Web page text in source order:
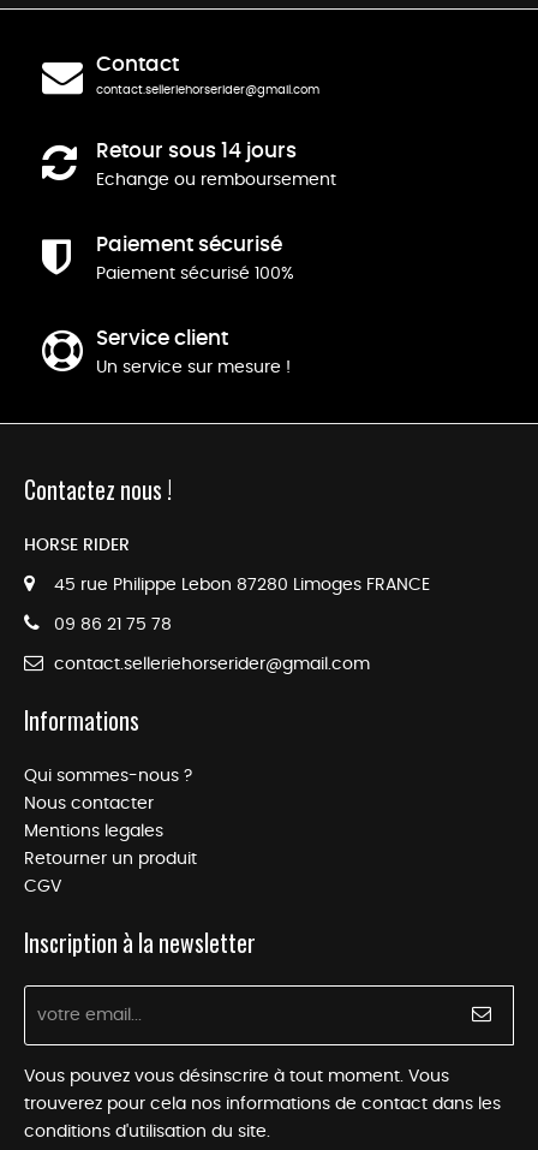
Contact
contact.selleriehorserider@gmail.com
Retour sous 14 jours
Echange ou remboursement
Paiement sécurisé
Paiement sécurisé 100%
Service client
Un service sur mesure !
Contactez nous !
HORSE RIDER
45 rue Philippe Lebon 87280 Limoges FRANCE
09 86 21 75 78
contact.selleriehorserider@gmail.com
Informations
Qui sommes-nous ?
Nous contacter
Mentions legales
Retourner un produit
CGV
Inscription à la newsletter
Vous pouvez vous désinscrire à tout moment. Vous
trouverez pour cela nos informations de contact dans les
conditions d'utilisation du site.